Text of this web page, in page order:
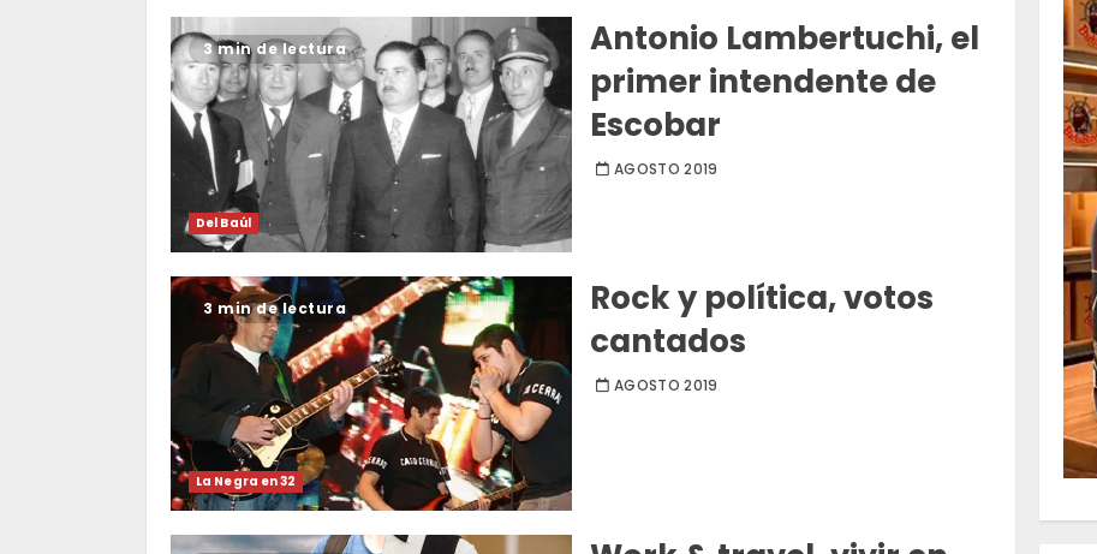
3 min de lectura
Del Baúl
Antonio Lambertuchi, el
primer intendente de
Escobar
AGOSTO 2019
3 min de lectura
La Negra en 32
Rock y política, votos
cantados
AGOSTO 2019